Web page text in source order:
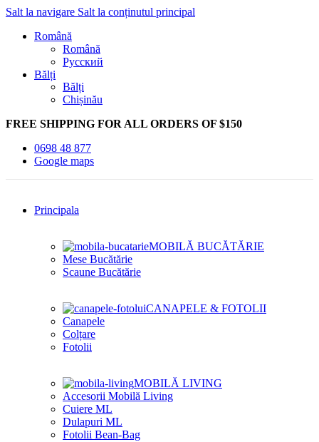
Salt la navigare Salt la conținutul principal
Română
Română
Русский
Bălți
Bălți
Chișinău
FREE SHIPPING FOR ALL ORDERS OF $150
0698 48 877
Google maps
Principala
MOBILĂ BUCĂTĂRIE
Mese Bucătărie
Scaune Bucătărie
CANAPELE & FOTOLII
Canapele
Colțare
Fotolii
MOBILĂ LIVING
Accesorii Mobilă Living
Cuiere ML
Dulapuri ML
Fotolii Bean-Bag